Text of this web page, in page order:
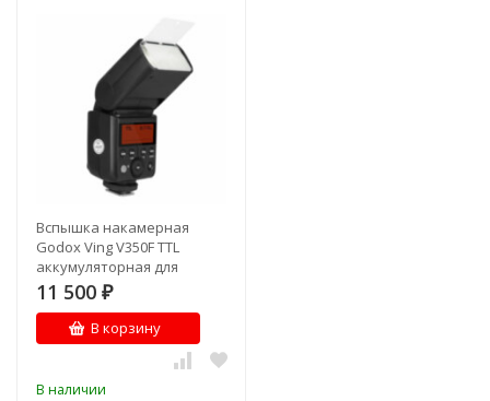
Вспышка накамерная
Godox Ving V350F TTL
аккумуляторная для
Fujifilm
11 500 ₽
В корзину
В наличии